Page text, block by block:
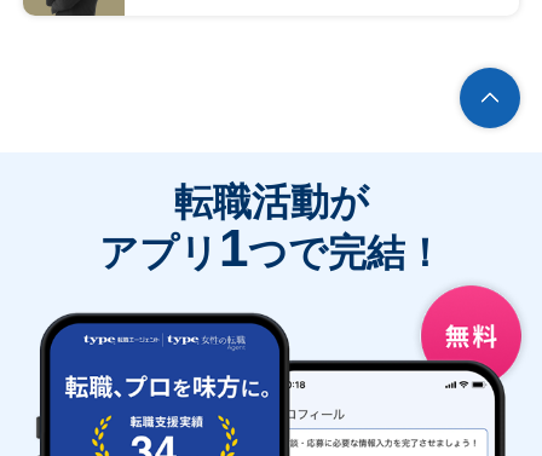
転職活動が
アプリ 1つで完結！